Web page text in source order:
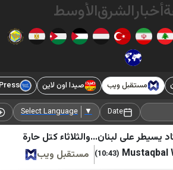
Habertürk
Cumhuriyet
DefenceTurkey
Gazete Vatan
الأوسط
صيدا اون لاين Good-Press
Select Language
Add Source
كتل حارة
مستقبل ويب